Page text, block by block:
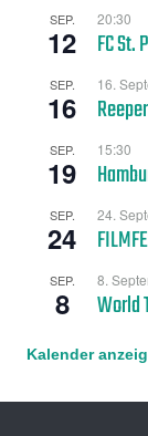
SEP.
12
20:30
FC
SEP.
16
16.
SEP.
19
15:30
SEP.
24
24.
SEP.
8
8.
World
Kalender